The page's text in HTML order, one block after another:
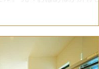
族 3人で住みたいです。...